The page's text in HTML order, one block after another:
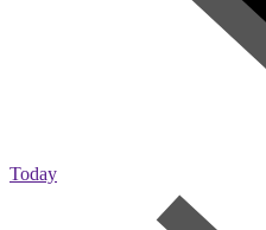
Today